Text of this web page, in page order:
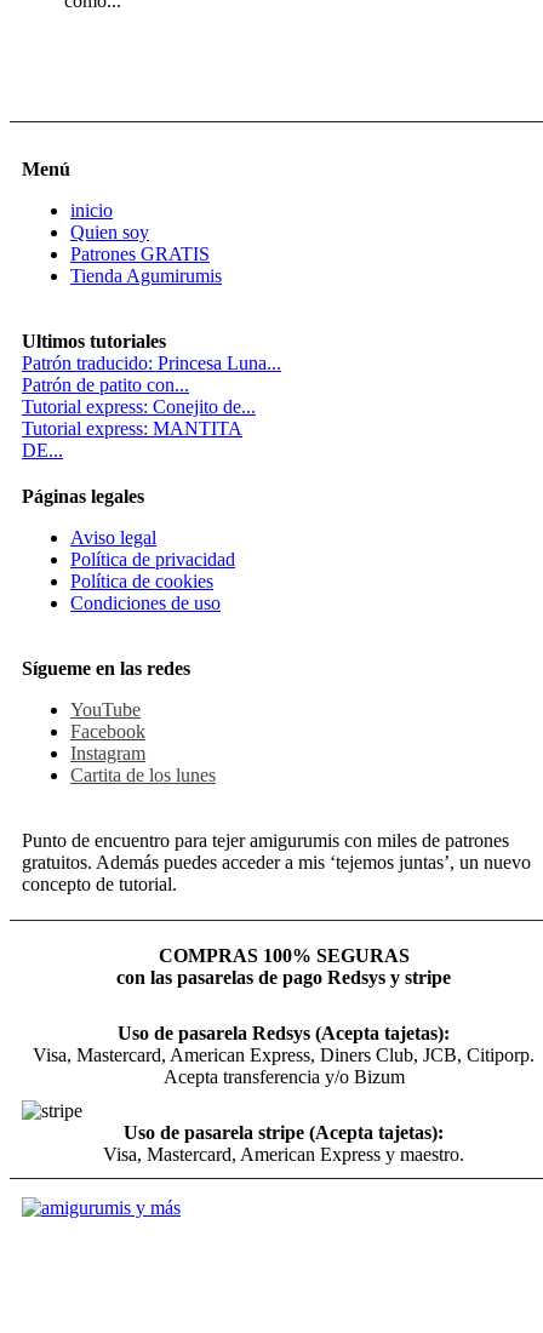
Menú
inicio
Quien soy
Patrones GRATIS
Tienda Agumirumis
Ultimos tutoriales
Patrón traducido: Princesa Luna...
Patrón de patito con...
Tutorial express: Conejito de...
Tutorial express: MANTITA
DE...
Páginas legales
Aviso legal
Política de privacidad
Política de cookies
Condiciones de uso
Sígueme en las redes
YouTube
Facebook
Instagram
Cartita de los lunes
Punto de encuentro para tejer amigurumis con miles de patrones
gratuitos. Además puedes acceder a mis ‘tejemos juntas’, un nuevo
concepto de tutorial.
COMPRAS 100% SEGURAS
con las pasarelas de pago Redsys y stripe
Uso de pasarela Redsys (Acepta tajetas):
Visa, Mastercard, American Express, Diners Club, JCB, Citiporp.
Acepta transferencia y/o Bizum
Uso de pasarela stripe (Acepta tajetas):
Visa, Mastercard, American Express y maestro.